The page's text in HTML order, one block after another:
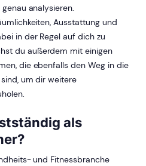
analysieren.
Ausstattung und
in der Regel auf dich zu
du außerdem mit einigen
die ebenfalls den Weg in die
um dir weitere
als
und Fitnessbranche